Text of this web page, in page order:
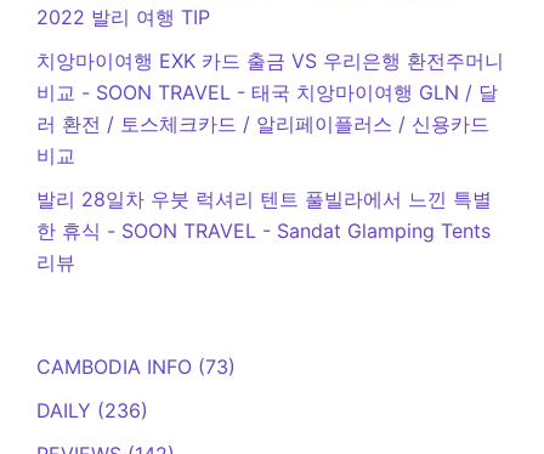
2022 발리 여행 TIP
치앙마이여행 EXK 카드 출금 VS 우리은행 환전주머니
비교 - SOON TRAVEL - 태국 치앙마이여행 GLN / 달
러 환전 / 토스체크카드 / 알리페이플러스 / 신용카드
비교
발리 28일차 우붓 럭셔리 텐트 풀빌라에서 느낀 특별
한 휴식 - SOON TRAVEL - Sandat Glamping Tents
리뷰
CAMBODIA INFO (73)
DAILY (236)